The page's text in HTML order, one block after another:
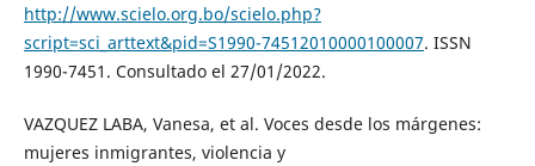
http://www.scielo.org.bo/scielo.php?
script=sci_arttext&pid=S1990-74512010000100007. ISSN
1990-7451. Consultado el 27/01/2022.
VAZQUEZ LABA, Vanesa, et al. Voces desde los márgenes:
mujeres inmigrantes, violencia y